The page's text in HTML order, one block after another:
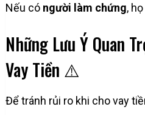
Nếu có người làm chứng,
Những Lưu Ý Quan
Vay Tiền ⚠️
Để tránh rủi ro khi cho vay